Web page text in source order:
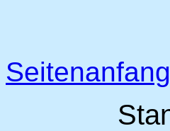
Seitenanfang